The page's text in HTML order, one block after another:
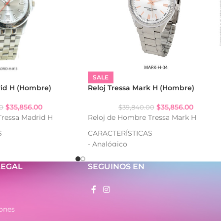
H (Hombre)
$35,856.00
Madrid H
SALE
Reloj Tressa Mark H (Hombre)
$39,840.00 $35,856.00
Reloj de Hombre Tressa Mark H
CARACTERÍSTICAS
- Analógico
- Caja de metal
SEGUINOS EN